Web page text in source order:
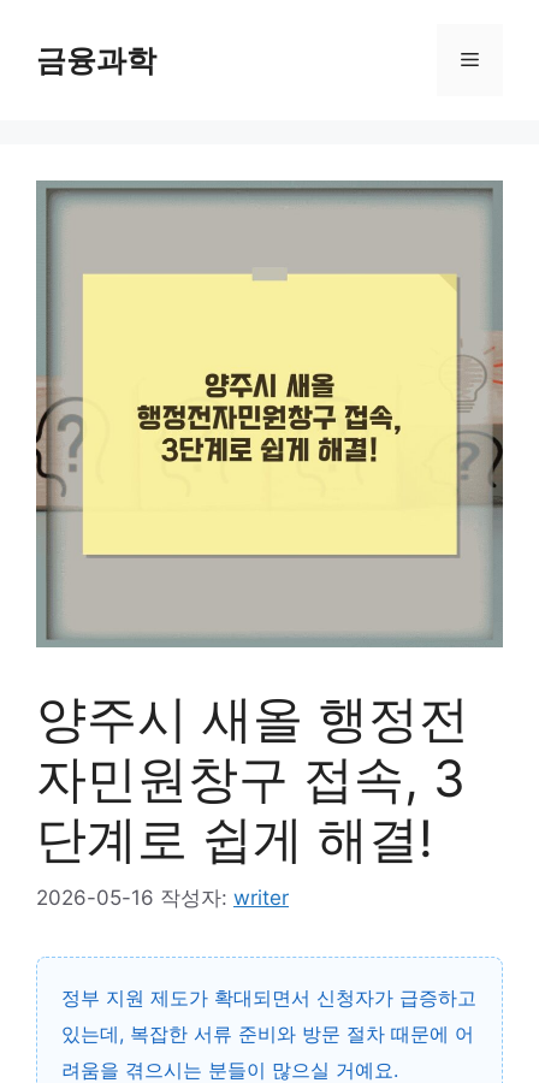
금융과학 메
양주시 새올 행정전
자민원창구 접속, 3
단계로 쉽게 해결!
2026-05-16 작성자: writer
정부 지원 제도가 확대되면서 신청자가 급증하고
있는데, 복잡한 서류 준비와 방문 절차 때문에 어
려움을 겪으시는 분들이 많으실 거예요.